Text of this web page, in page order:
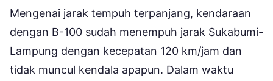
Mengenai jarak tempuh terpanjang, kendaraan
dengan B-100 sudah menempuh jarak Sukabumi-
Lampung dengan kecepatan 120 km/jam dan
tidak muncul kendala apapun. Dalam waktu